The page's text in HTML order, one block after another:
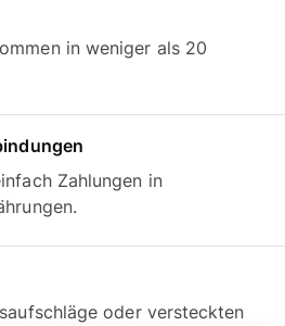
in weniger als 20
Zahlungen in
oder versteckten